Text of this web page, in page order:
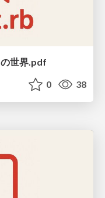
世界.pdf
0 38